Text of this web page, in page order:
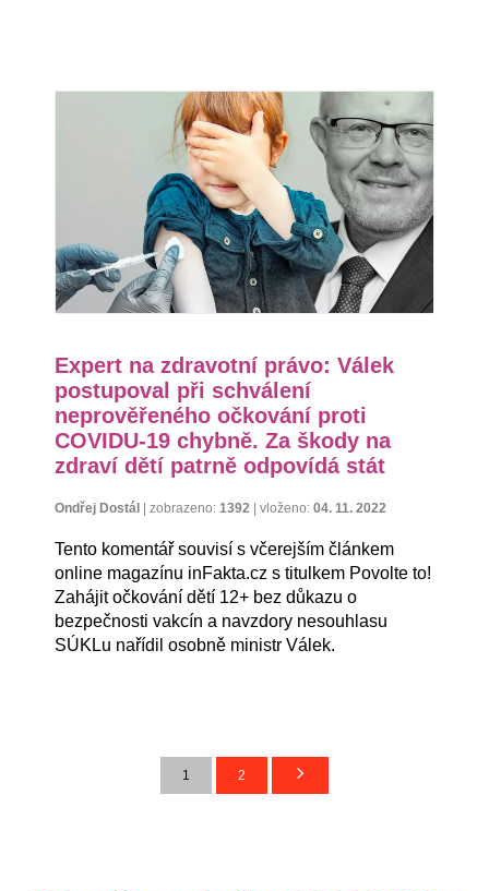
Expert na zdravotní právo: Válek
postupoval při schválení
neprověřeného očkování proti
COVIDU-19 chybně. Za škody na
zdraví dětí patrně odpovídá stát
Ondřej Dostál zobrazeno: 1392 vloženo: 04. 11. 2022
Tento komentář souvisí s včerejším článkem
online magazínu inFakta.cz s titulkem Povolte to!
Zahájit očkování dětí 12+ bez důkazu o
bezpečnosti vakcín a navzdory nesouhlasu
SÚKLu nařídil osobně ministr Válek.
1 2